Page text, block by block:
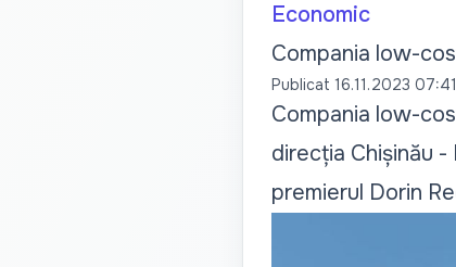
Economic
Compania low-
Publicat 16.11.2023 07:41
Compania low-
direcția Chișinău
premierul Dorin